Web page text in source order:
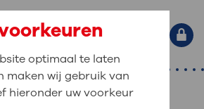
navigatie
u naar op zoek?
optimaal te laten
maken wij gebruik van
hieronder uw voorkeur